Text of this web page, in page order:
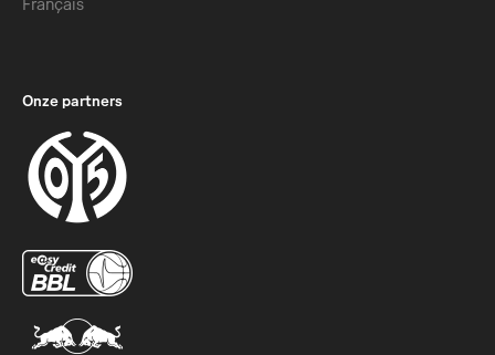
Onze partners